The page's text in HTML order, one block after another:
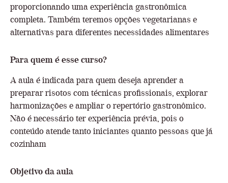
proporcionando uma experiência gastronômica
completa. Também teremos opções vegetarianas e
alternativas para diferentes necessidades alimentares
Para quem é esse curso?
A aula é indicada para quem deseja aprender a
preparar risotos com técnicas profissionais, explorar
harmonizações e ampliar o repertório gastronômico.
Não é necessário ter experiência prévia, pois o
conteúdo atende tanto iniciantes quanto pessoas que já
cozinham
Objetivo da aula